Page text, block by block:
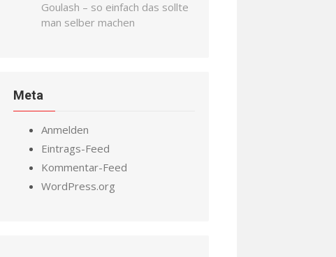
Goulash – so einfach das sollte
man selber machen
Meta
Anmelden
Eintrags-Feed
Kommentar-Feed
WordPress.org